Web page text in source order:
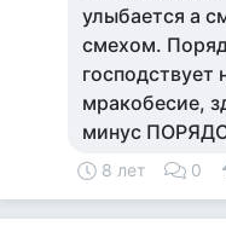
улыбается а
смехом.
господствует
мракобесие,
минус
8 лет 0